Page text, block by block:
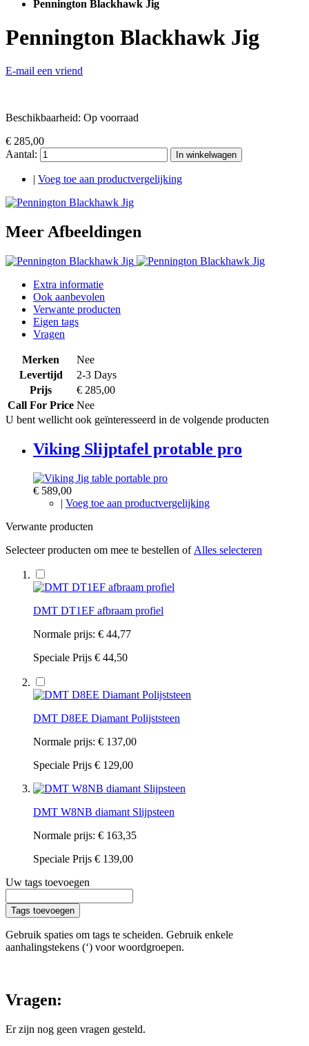
Pennington Blackhawk Jig
Pennington Blackhawk Jig
E-mail een vriend
Beschikbaarheid: Op voorraad
€ 285,00
Aantal:
In winkelwagen
Voeg toe aan productvergelijking
Meer Afbeeldingen
Extra informatie
Ook aanbevolen
Verwante producten
Eigen tags
Vragen
Merken
Nee
Levertijd
2-3 Days
Prijs
€ 285,00
Call For Price Nee
U bent wellicht ook geïnteresseerd in de volgende producten
Viking Slijptafel protable pro
€ 589,00
| Voeg toe aan productvergelijking
Verwante producten
Selecteer producten om mee te bestellen of Alles selecteren
DMT DT1EF afbraam profiel
Normale prijs: € 44,77
Speciale Prijs € 44,50
DMT D8EE Diamant Polijststeen
Normale prijs: € 137,00
Speciale Prijs € 129,00
DMT W8NB diamant Slijpsteen
Normale prijs: € 163,35
Speciale Prijs € 139,00
Uw tags toevoegen
Tags toevoegen
Gebruik spaties om tags te scheiden. Gebruik enkele
aanhalingstekens (‘) voor woordgroepen.
Vragen:
Er zijn nog geen vragen gesteld.